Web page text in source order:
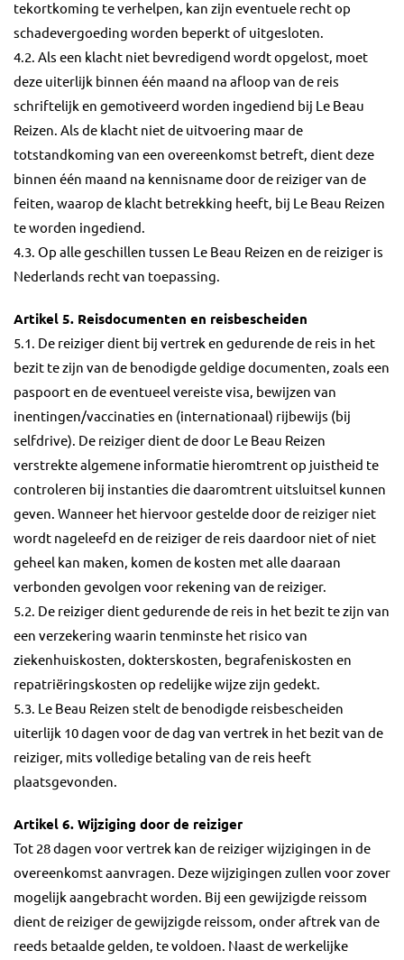
tekortkoming te verhelpen, kan zijn eventuele recht op
schadevergoeding worden beperkt of uitgesloten.
4.2. Als een klacht niet bevredigend wordt opgelost, moet
deze uiterlijk binnen één maand na afloop van de reis
schriftelijk en gemotiveerd worden ingediend bij Le Beau
Reizen. Als de klacht niet de uitvoering maar de
totstandkoming van een overeenkomst betreft, dient deze
binnen één maand na kennisname door de reiziger van de
feiten, waarop de klacht betrekking heeft, bij Le Beau Reizen
te worden ingediend.
4.3. Op alle geschillen tussen Le Beau Reizen en de reiziger is
Nederlands recht van toepassing.
Artikel 5. Reisdocumenten en reisbescheiden
5.1. De reiziger dient bij vertrek en gedurende de reis in het
bezit te zijn van de benodigde geldige documenten, zoals een
paspoort en de eventueel vereiste visa, bewijzen van
inentingen/vaccinaties en (internationaal) rijbewijs (bij
selfdrive). De reiziger dient de door Le Beau Reizen
verstrekte algemene informatie hieromtrent op juistheid te
controleren bij instanties die daaromtrent uitsluitsel kunnen
geven. Wanneer het hiervoor gestelde door de reiziger niet
wordt nageleefd en de reiziger de reis daardoor niet of niet
geheel kan maken, komen de kosten met alle daaraan
verbonden gevolgen voor rekening van de reiziger.
5.2. De reiziger dient gedurende de reis in het bezit te zijn van
een verzekering waarin tenminste het risico van
ziekenhuiskosten, dokterskosten, begrafeniskosten en
repatriëringskosten op redelijke wijze zijn gedekt.
5.3. Le Beau Reizen stelt de benodigde reisbescheiden
uiterlijk 10 dagen voor de dag van vertrek in het bezit van de
reiziger, mits volledige betaling van de reis heeft
plaatsgevonden.
Artikel 6. Wijziging door de reiziger
Tot 28 dagen voor vertrek kan de reiziger wijzigingen in de
overeenkomst aanvragen. Deze wijzigingen zullen voor zover
mogelijk aangebracht worden. Bij een gewijzigde reissom
dient de reiziger de gewijzigde reissom, onder aftrek van de
reeds betaalde gelden, te voldoen. Naast de werkelijke